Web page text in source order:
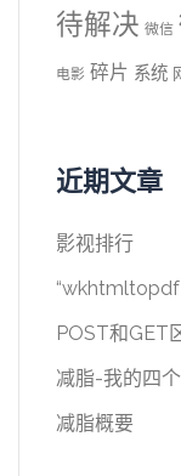
待解决 微信
电影 碎片 系统
近期文章
影视排行
POST和GET
减脂-我的四
减脂概要